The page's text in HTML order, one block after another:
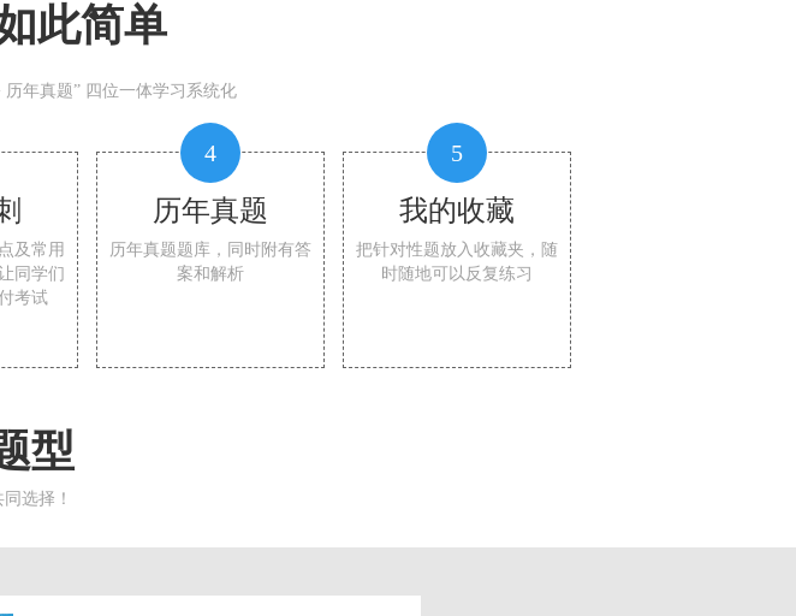
此简单
年真题” 四位一体学习系统化
及常用
同学们
考试
4
历年真题
历年真题题库，同时附有答
案和解析
5
我的收藏
把针对性题放入收藏夹，随
时随地可以反复练习
型
选择！